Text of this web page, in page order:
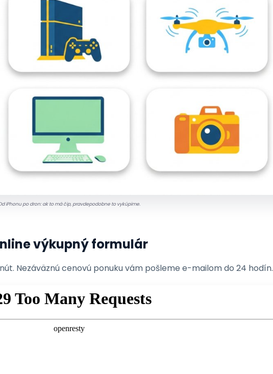
iPhonu po dron: ak to má čip, pravdepodobne to vykúpime.
výkupný formulár
Nezáväznú cenovú ponuku vám pošleme e-mailom do 24 hodín.